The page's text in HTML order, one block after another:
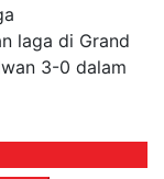
laga di Grand
3-0 dalam